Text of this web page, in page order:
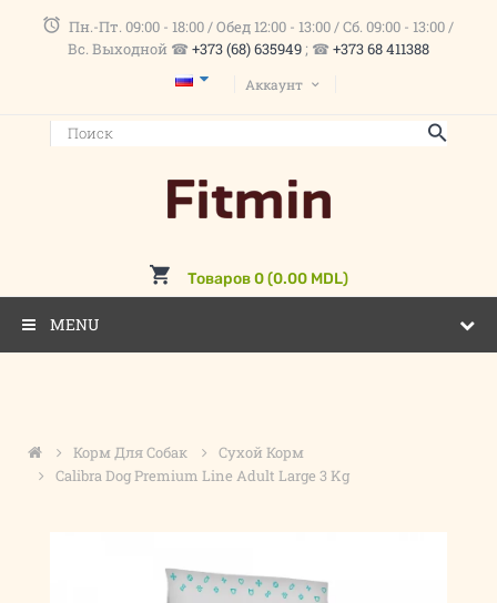
Пн.-Пт. 09:00 - 18:00 / Обед 12:00 - 13:00 / Сб. 09:00 - 13:00 /
Вс. Выходной ☎+373 (68) 635949 ; ☎+373 68 411388
Аккаунт
Товаров 0 (0.00 MDL)
MENU
Корм Для Собак
Сухой Корм
Calibra Dog Premium Line Adult Large 3 Kg